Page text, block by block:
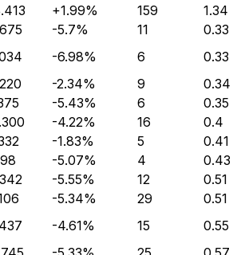
+1.99% 159
1.34
-5.7% 11
0.33
-6.98% 6
0.33
-2.34% 9
0.34
-5.43% 6
0.35
-4.22% 16
0.4
-1.83% 5
0.41
-5.07% 4
0.43
-5.55% 12
0.51
-5.34% 29
0.51
-4.61% 15
0.55